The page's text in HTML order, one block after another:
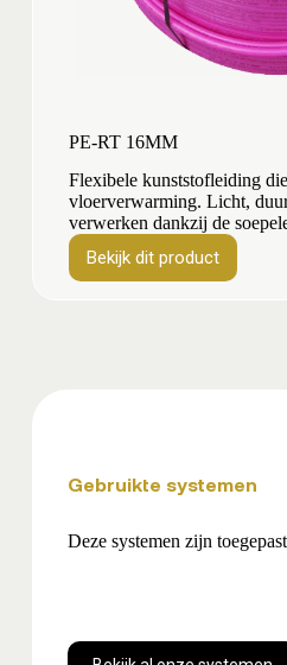
PE-RT 16MM
Flexibele kunststofleiding
vloerverwarming. Licht,
verwerken dankzij de
Bekijk dit product
Bekijk
dit
Gebruikte systemen
Deze systemen zijn